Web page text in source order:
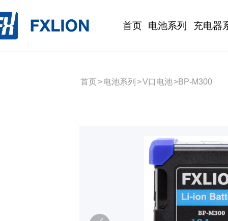
首页 电池系列 充电器
首页>电池系列 >V口电池>BP-M300